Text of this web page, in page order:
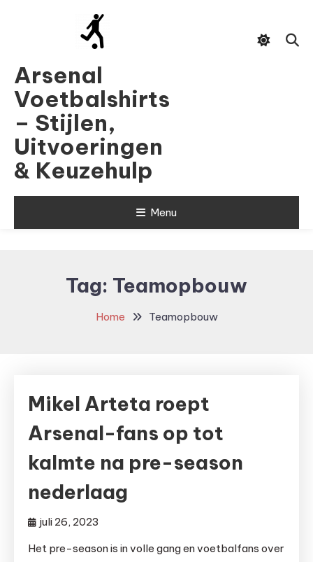
Arsenal
Voetbalshirts
– Stijlen,
Uitvoeringen
& Keuzehulp
Menu
Tag: Teamopbouw
Home Teamopbouw
Mikel Arteta roept
Arsenal-fans op tot
kalmte na pre-season
nederlaag
juli 26, 2023
Het pre-season is in volle gang en voetbalfans over